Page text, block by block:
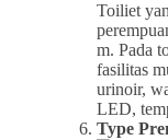
Toiliet
m. Pada
fasilitas
urinoir,
LED,
Type